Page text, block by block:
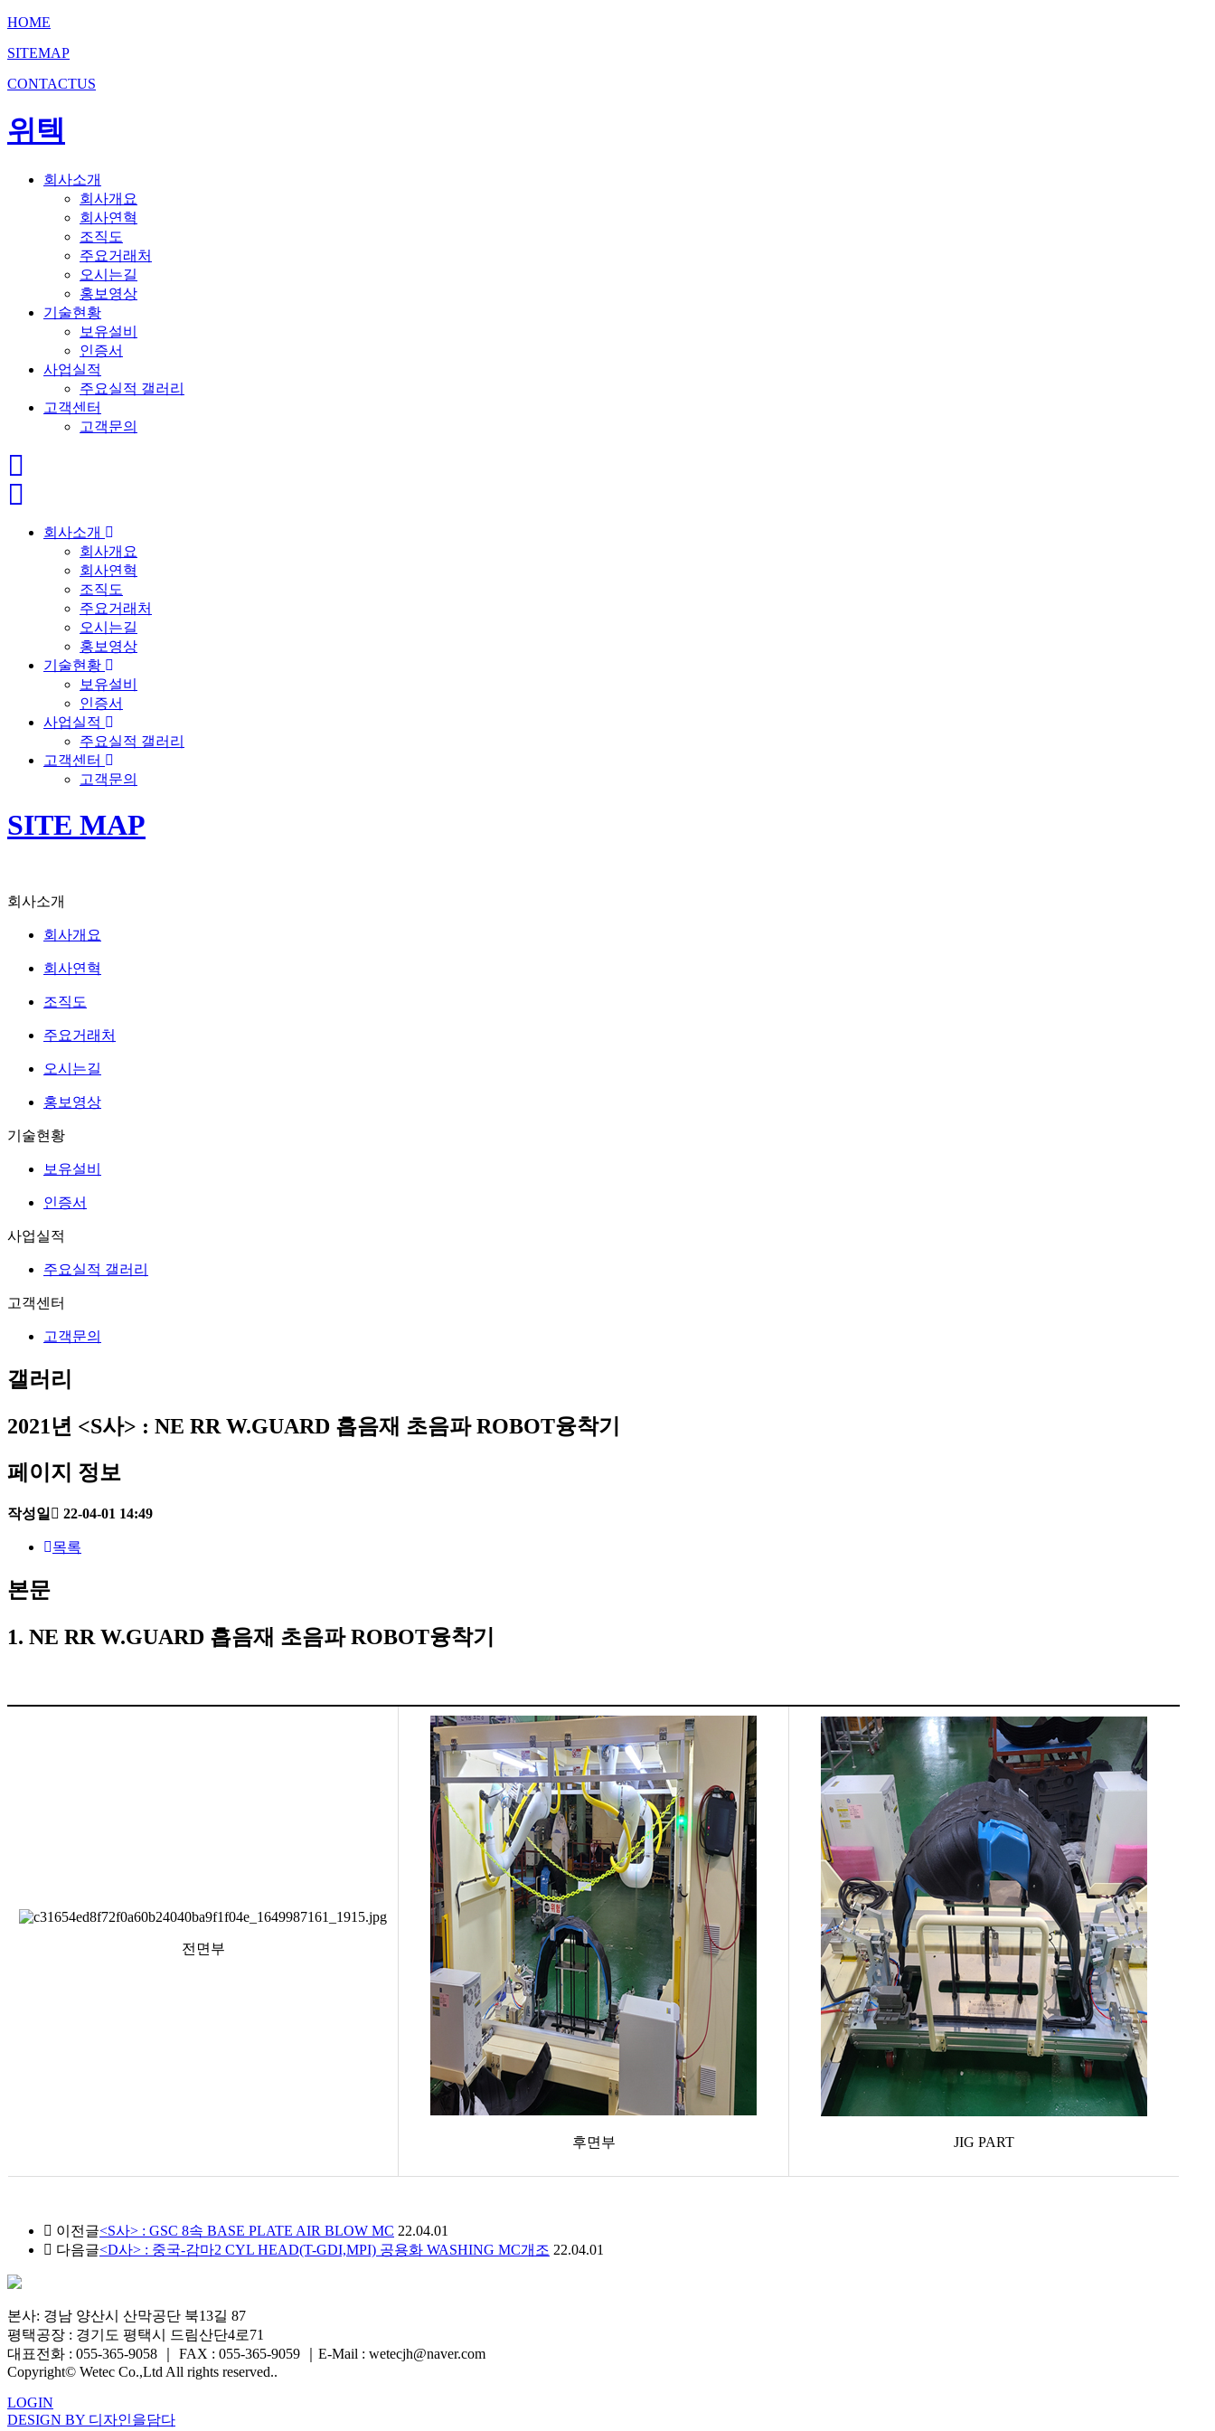
HOME
SITEMAP
CONTACTUS
위텍
회사소개
회사개요
회사연혁
조직도
주요거래처
오시는길
홍보영상
기술현황
보유설비
인증서
사업실적
주요실적 갤러리
고객센터
고객문의
회사소개
회사개요
회사연혁
조직도
주요거래처
오시는길
홍보영상
기술현황
보유설비
인증서
사업실적
주요실적 갤러리
고객센터
고객문의
SITE MAP
회사소개
회사개요
회사연혁
조직도
주요거래처
오시는길
홍보영상
기술현황
보유설비
인증서
사업실적
주요실적 갤러리
고객센터
고객문의
갤러리
2021년 <S사> : NE RR W.GUARD 흡음재 초음파 ROBOT융착기
페이지 정보
작성일 22-04-01 14:49
목록
본문
1. NE RR W.GUARD 흡음재 초음파ROBOT융착기
전면부
후면부 JIG PART
이전글<S사> : GSC 8속 BASE PLATE AIR BLOW MC 22.04.01
다음글<D사> : 중국-감마2 CYL HEAD(T-GDI,MPI) 공용화 WASHING MC개조 22.04.01
본사: 경남 양산시 산막공단 북13길 87
평택공장 : 경기도 평택시 드림산단4로71
대표전화 : 055-365-9058
FAX : 055-365-9059
E-Mail : wetecjh@naver.com
Copyright© Wetec Co.,Ltd All rights reserved..
LOGIN
DESIGN BY 디자인을담다